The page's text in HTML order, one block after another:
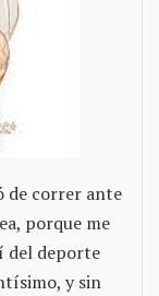
de correr ante
porque me
del deporte
y sin